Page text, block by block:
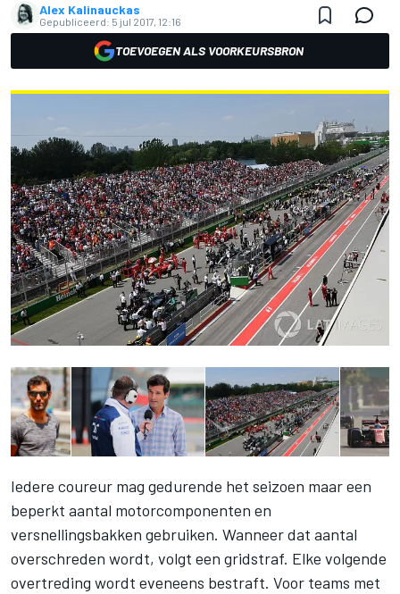
Alex Kalinauckas
Gepubliceerd: 5 jul 2017, 12:16
TOEVOEGEN ALS VOORKEURSBRON
Iedere coureur mag gedurende het seizoen maar een
beperkt aantal motorcomponenten en
versnellingsbakken gebruiken. Wanneer dat aantal
overschreden wordt, volgt een gridstraf. Elke volgende
overtreding wordt eveneens bestraft. Voor teams met